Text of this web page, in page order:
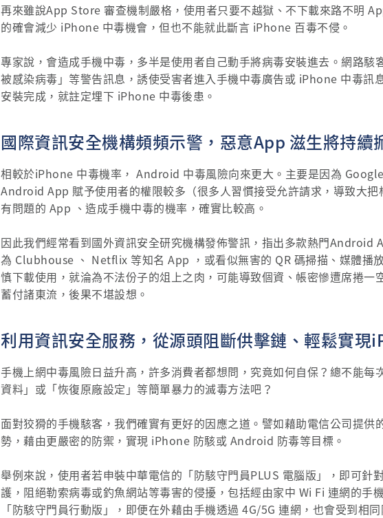
再來雖說App Store 審查機制嚴格，使用者只要不越獄、不下載來路不明
的確會減少 iPhone 中毒機會，但也不能就此斷言 iPhone 百毒不侵。
專家說，會造成手機中毒，多半是使用者自己動手將病毒安裝進去。網路
被感染病毒」等警告訊息，誘使受害者進入手機中毒廣告或 iPhone 中毒訊
安裝完成，就註定埋下 iPhone 中毒後患。
國際資訊安全機構頻頻示警，惡意App 滋生將持
相較於iPhone 中毒機率， Android 中毒風險向來更大。主要是因為
Android App 賦予使用者的權限較多（很多人習慣接受允許請求，導致大
有問題的 App 、造成手機中毒的機率，確實比較高。
因此我們經常看到國外資訊安全研究機構發佈警訊，指出多款熱門Android
為 Clubhouse 、 Netflix 等知名 App ，或看似無害的 QR 碼掃描、媒體播
慎下載使用，就淪為不法份子的俎上之肉，可能導致個資、帳密慘遭席捲一
蓄付諸東流，後果不堪設想。
利用資訊安全服務，從源頭阻斷供擊鏈、輕鬆實現
手機上網中毒風險日益升高，許多消費者都想問，究竟如何自保？總不能每
資料」或「恢復原廠設定」等簡單暴力的滅毒方法吧？
面對狡猾的手機駭客，我們確實有更好的因應之道。譬如藉助電信公司提供
勢，藉由更嚴密的防禦，實現 iPhone 防駭或 Android 防毒等目標。
舉例來說，使用者若申裝中華電信的「防駭守門員PLUS 電腦版」，即可針
護，阻絕勒索病毒或釣魚網站等毒害的侵擾，包括經由家中 Wi Fi 連網的手
「防駭守門員行動版」，即便在外藉由手機透過 4G/5G 連網，也會受到相